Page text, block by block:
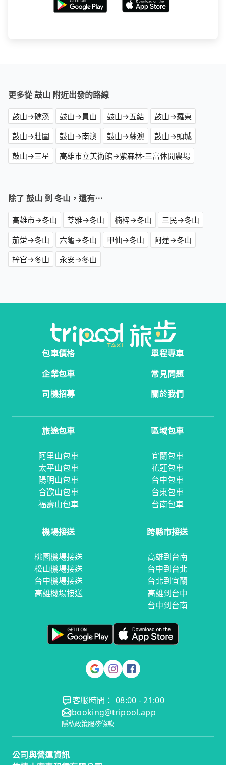
更多從 鼓山 附近出發的路線
鼓山→礁溪 鼓山→員山 鼓山→五結
鼓山→羅東
鼓山→壯圍
鼓山→南澳 鼓山→蘇澳
鼓山→頭城
鼓山→三星
高雄市立美術館→紫森林-三富休閒農場
除了 鼓山 到 冬山，還有⋯
高雄市→冬山 苓雅→冬山 楠梓→冬山
三民→冬山
茄萣→冬山
六龜→冬山 甲仙→冬山
阿蓮→冬山
梓官→冬山
永安→冬山
包車價格
單程專車
企業包車
常見問題
司機招募
關於我們
旅途包車
阿里山包車
太平山包車
陽明山包車
合歡山包車
福壽山包車
區域包車
宜蘭包車
花蓮包車
台中包車
台東包車
台南包車
機場接送
桃園機場接送
松山機場接送
台中機場接送
高雄機場接送
跨縣市接送
高雄到台南
台中到台北
台北到宜蘭
高雄到台中
台中到台南
客服時間： 08:00 - 21:00
booking@tripool.app
隱私政策服務條款
公司與營運資訊